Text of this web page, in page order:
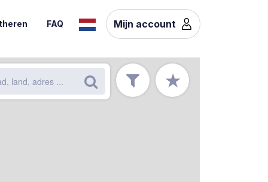
FAQ Mijn account
★